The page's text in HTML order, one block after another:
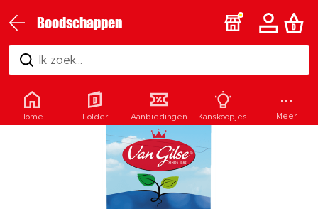
Boodschappen
Ik zoek...
Home Folder Aanbiedingen Kanskoopjes Meer